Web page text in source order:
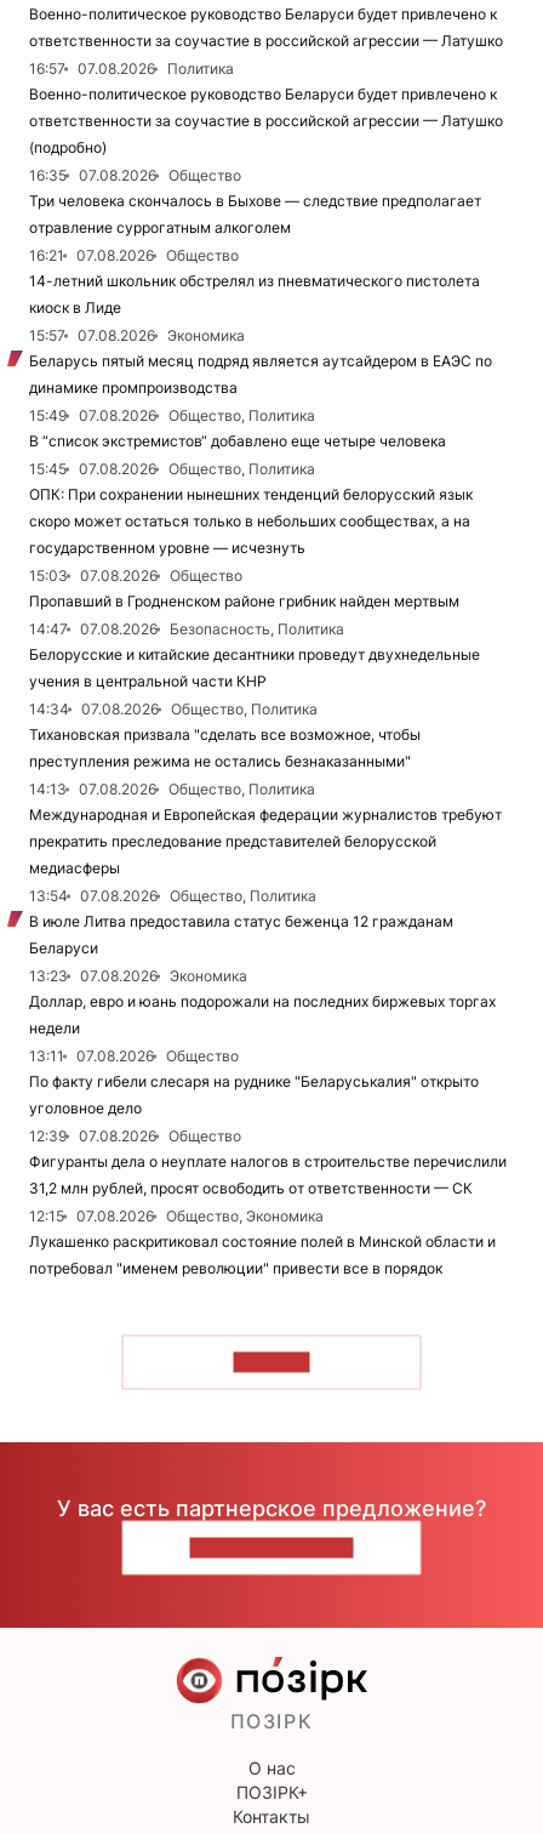
Военно-политическое руководство Беларуси будет привлечено к
ответственности за соучастие в российской агрессии — Латушко
16:57
07.08.2026
Политика
Военно-политическое руководство Беларуси будет привлечено к
ответственности за соучастие в российской агрессии — Латушко
(подробно)
16:35
07.08.2026
Общество
Три человека скончалось в Быхове — следствие предполагает
отравление суррогатным алкоголем
16:21
07.08.2026
Общество
14-летний школьник обстрелял из пневматического пистолета
киоск в Лиде
15:57
07.08.2026
Экономика
Беларусь пятый месяц подряд является аутсайдером в ЕАЭС по
динамике промпроизводства
15:49
07.08.2026
Общество, Политика
В “список экстремистов“ добавлено еще четыре человека
15:45
07.08.2026
Общество, Политика
ОПК: При сохранении нынешних тенденций белорусский язык
скоро может остаться только в небольших сообществах, а на
государственном уровне — исчезнуть
15:03
07.08.2026
Общество
Пропавший в Гродненском районе грибник найден мертвым
14:47
07.08.2026
Безопасность, Политика
Белорусские и китайские десантники проведут двухнедельные
учения в центральной части КНР
14:34
07.08.2026
Общество, Политика
Тихановская призвала "сделать все возможное, чтобы
преступления режима не остались безнаказанными"
14:13
07.08.2026
Общество, Политика
Международная и Европейская федерации журналистов требуют
прекратить преследование представителей белорусской
медиасферы
13:54
07.08.2026
Общество, Политика
В июле Литва предоставила статус беженца 12 гражданам
Беларуси
13:23
07.08.2026
Экономика
Доллар, евро и юань подорожали на последних биржевых торгах
недели
13:11
07.08.2026
Общество
По факту гибели слесаря на руднике "Беларуськалия" открыто
уголовное дело
12:39
07.08.2026
Общество
Фигуранты дела о неуплате налогов в строительстве перечислили
31,2 млн рублей, просят освободить от ответственности — СК
12:15
07.08.2026
Общество, Экономика
Лукашенко раскритиковал состояние полей в Минской области и
потребовал "именем революции" привести все в порядок
У вас есть партнерское предложение?
ПОЗІРК
О нас
ПОЗІРК+
Контакты